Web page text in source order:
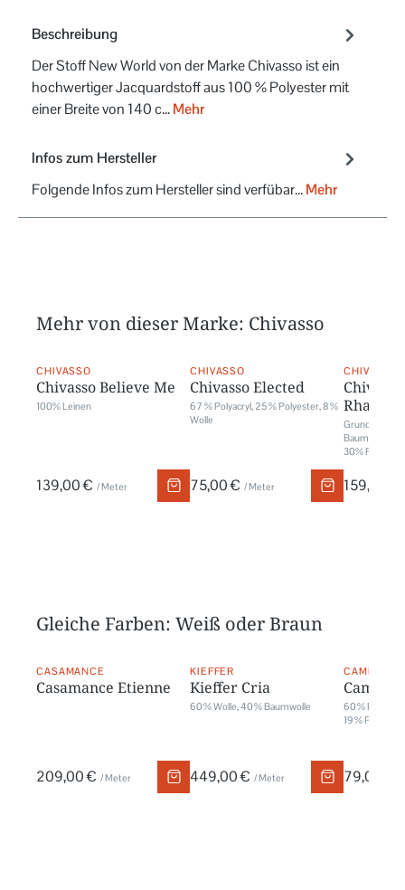
Beschreibung
Der Stoff New World von der Marke Chivasso ist ein
hochwertiger Jacquardstoff aus 100 % Polyester mit
einer Breite von 140 c…Mehr
Infos zum Hersteller
Folgende Infos zum Hersteller sind verfübar...Mehr
Mehr von dieser Marke: Chivasso
CHIVASSO
Chivasso Believe Me
100% Leinen
139,00 € / Meter
CHIVASSO
Chivasso Elected
67 % Polyacryl, 25 % Polyester, 8 %
Wolle
75,00 € / Meter
CHIVASSO
Baumwolle;
30% Polyester
159,00 €
Gleiche Farben: Weiß oder Braun
CASAMANCE
Casamance Etienne
209,00 € / Meter
KIEFFER
Kieffer Cria
60 % Wolle, 40 % Baumwolle
449,00 € / Meter
CAMENGO
60 %
19 % Polyacryl
79,00 €